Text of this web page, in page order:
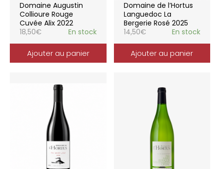
Domaine Augustin
Collioure Rouge
Cuvée Alix 2022
18,50€ En stock
Ajouter au panier
Domaine de l’Hortus
Languedoc La
Bergerie Rosé 2025
14,50€ En stock
Ajouter au panier